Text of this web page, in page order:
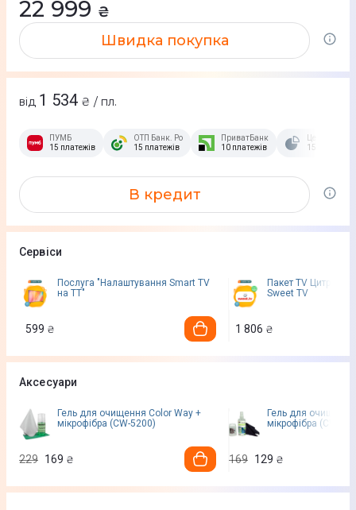
22 999 ₴
Швидка покупка
від 1 534 ₴ / пл.
ПУМБ
15 платежів
ОТП Банк. Розстрочка Скибочка.
15 платежів
ПриватБанк
10 платежів
15 платежів
В кредит
Сервіси
Послуга "Налаштування Smart TV
на ТТ"
599 ₴
Пакет TV Цитрус
Sweet TV
1 806 ₴
Аксесуари
Гель для очищення Color Way +
мікрофібра (CW-5200)
229 169 ₴
Гель для
мікрофібра (CW-
169 129 ₴